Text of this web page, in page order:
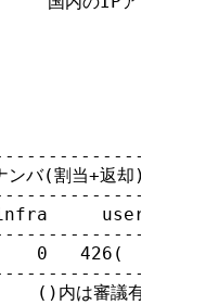
バ(割当+返却)| 返却
user    |
0   426(   7) |
()内は審議有りの件